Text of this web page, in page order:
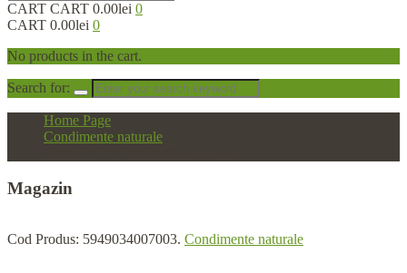
CART CART 0.00lei 0
CART 0.00lei 0
No products in the cart.
Search for:
Home Page
Condimente naturale
Magazin
Cod Produs: 5949034007003. Condimente naturale